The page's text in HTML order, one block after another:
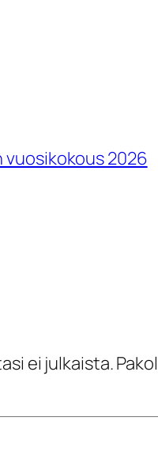
vuosikokous 2026
ei julkaista.